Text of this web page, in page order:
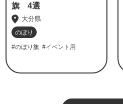
旗 4選
大分県
のぼり
#のぼり旗 #イベント用